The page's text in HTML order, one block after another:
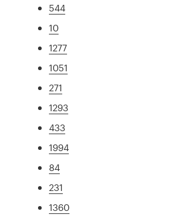
544
10
1277
1051
271
1293
433
1994
84
231
1360